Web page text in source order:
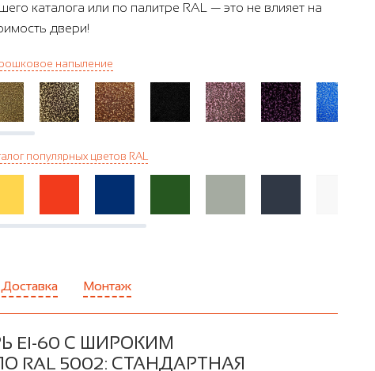
каталога или по палитре RAL — это не влияет на
двери!
напыление
популярных цветов RAL
Доставка Монтаж
EI-60 С ШИРОКИМ
RAL 5002: СТАНДАРТНАЯ